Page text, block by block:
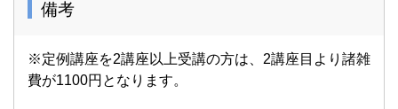
備考
※定例講座を2講座以上受講の方は、2講座目より諸雑
費が1100円となります。